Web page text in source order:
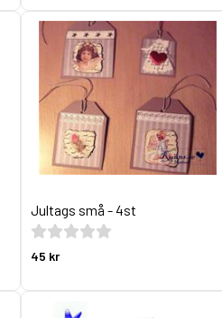
Jultags små - 4st
45 kr